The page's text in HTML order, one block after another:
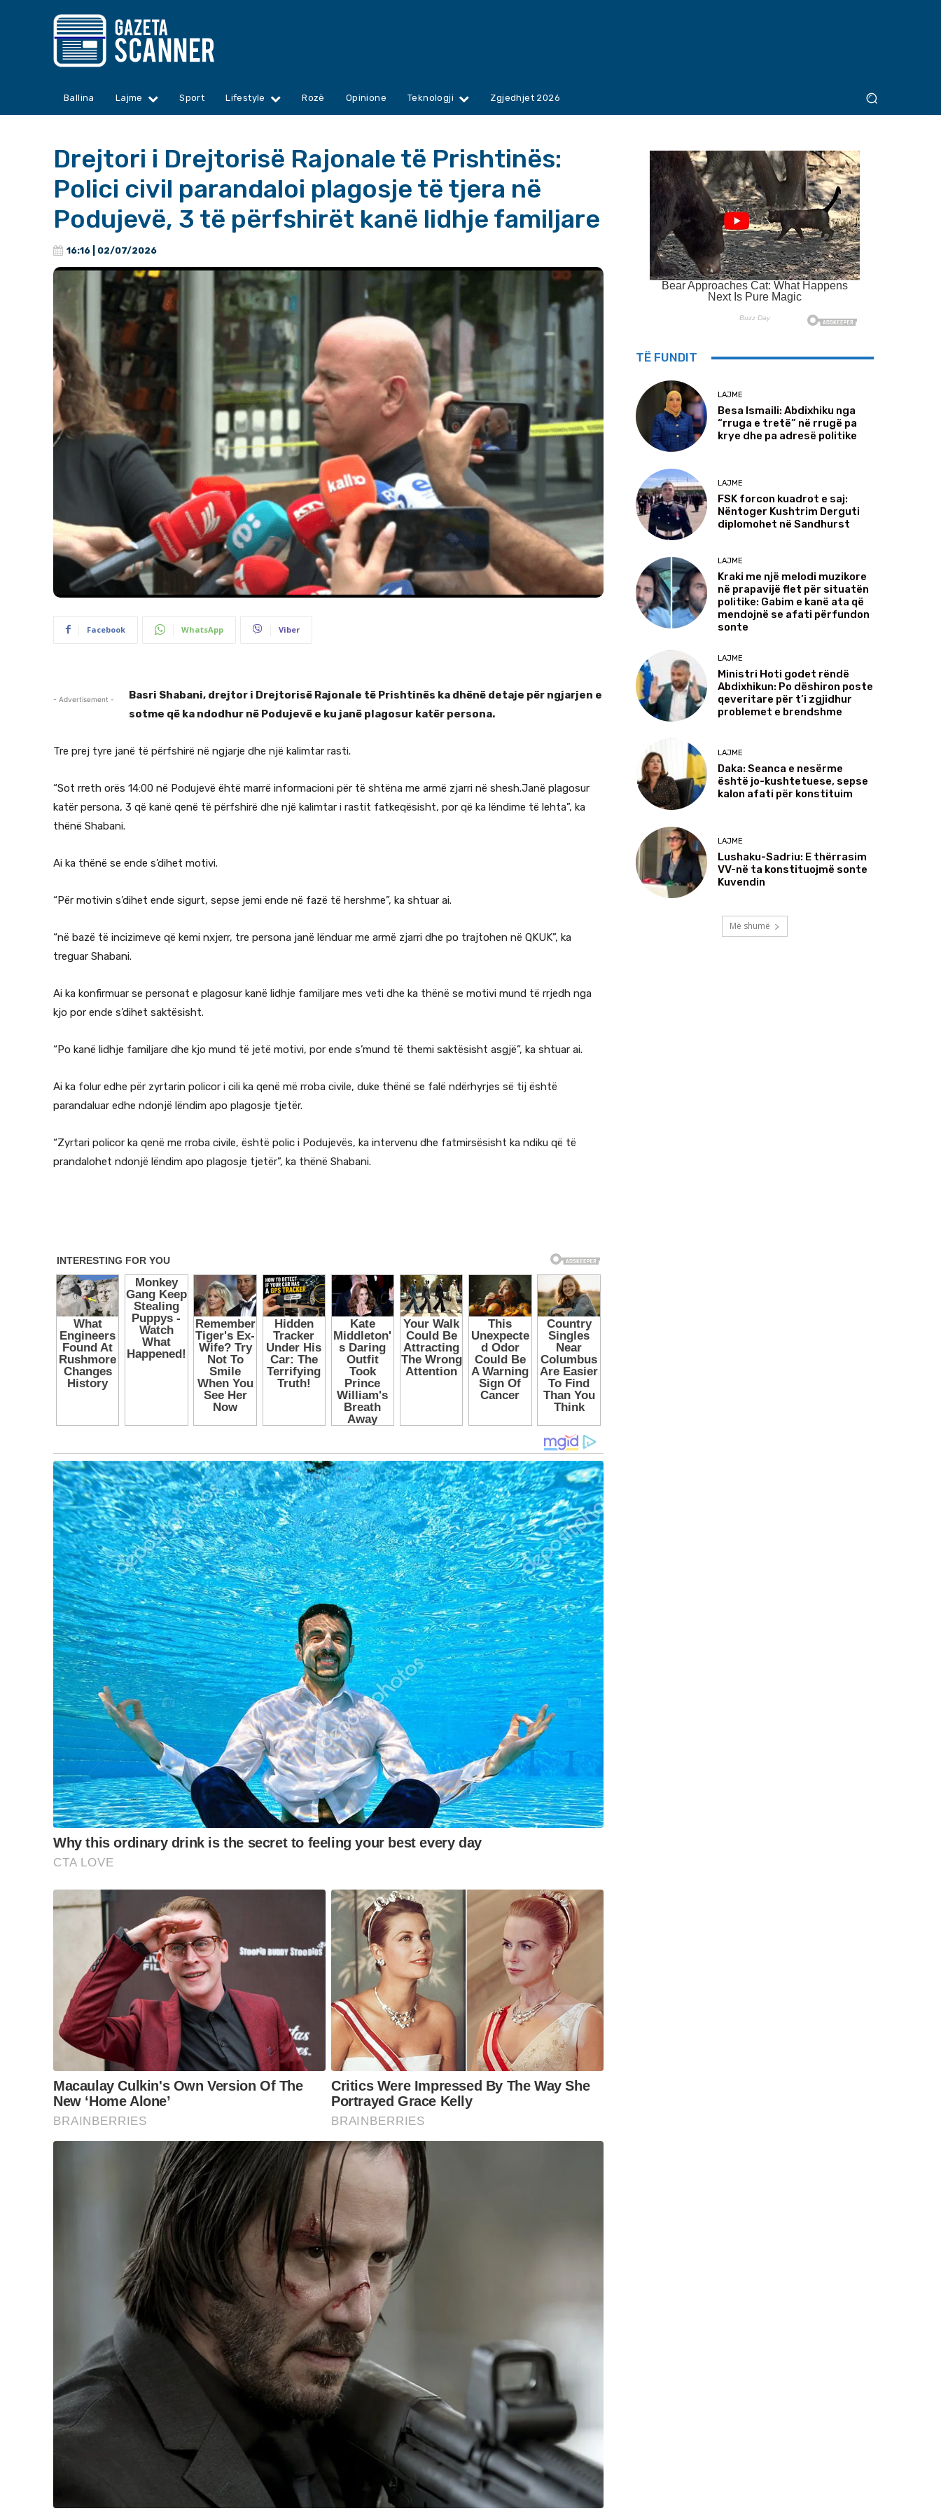
Ballina Lajme Sport Lifestyle Rozë Opinione Teknologji Zgjedhjet 2026
Drejtori i Drejtorisë Rajonale të Prishtinës:
Polici civil parandaloi plagosje të tjera në
Podujevë, 3 të përfshirët kanë lidhje familjare
16:16 | 02/07/2026
Facebook WhatsApp Viber
- Advertisement -
Basri Shabani, drejtor i Drejtorisë Rajonale të Prishtinës ka dhënë detaje për ngjarjen e
sotme që ka ndodhur në Podujevë e ku janë plagosur katër persona.
Tre prej tyre janë të përfshirë në ngjarje dhe një kalimtar rasti.
“Sot rreth orës 14:00 në Podujevë ëhtë marrë informacioni për të shtëna me armë zjarri në shesh.Janë plagosur
katër persona, 3 që kanë qenë të përfshirë dhe një kalimtar i rastit fatkeqësisht, por që ka lëndime të lehta”, ka
thënë Shabani.
Ai ka thënë se ende s’dihet motivi.
“Për motivin s’dihet ende sigurt, sepse jemi ende në fazë të hershme”, ka shtuar ai.
“në bazë të incizimeve që kemi nxjerr, tre persona janë lënduar me armë zjarri dhe po trajtohen në QKUK”, ka
treguar Shabani.
Ai ka konfirmuar se personat e plagosur kanë lidhje familjare mes veti dhe ka thënë se motivi mund të rrjedh nga
kjo por ende s’dihet saktësisht.
“Po kanë lidhje familjare dhe kjo mund të jetë motivi, por ende s’mund të themi saktësisht asgjë”, ka shtuar ai.
Ai ka folur edhe për zyrtarin policor i cili ka qenë më rroba civile, duke thënë se falë ndërhyrjes së tij është
parandaluar edhe ndonjë lëndim apo plagosje tjetër.
“Zyrtari policor ka qenë me rroba civile, është polic i Podujevës, ka intervenu dhe fatmirsësisht ka ndiku që të
prandalohet ndonjë lëndim apo plagosje tjetër”, ka thënë Shabani.
TË FUNDIT
LAJME
Besa Ismaili: Abdixhiku nga
“rruga e tretë” në rrugë pa
krye dhe pa adresë politike
LAJME
FSK forcon kuadrot e saj:
Nëntoger Kushtrim Derguti
diplomohet në Sandhurst
LAJME
Kraki me një melodi muzikore
në prapavijë flet për situatën
politike: Gabim e kanë ata që
mendojnë se afati përfundon
sonte
LAJME
Ministri Hoti godet rëndë
Abdixhikun: Po dëshiron poste
qeveritare për t’i zgjidhur
problemet e brendshme
LAJME
Daka: Seanca e nesërme
është jo-kushtetuese, sepse
kalon afati për konstituim
LAJME
Lushaku-Sadriu: E thërrasim
VV-në ta konstituojmë sonte
Kuvendin
Më shumë